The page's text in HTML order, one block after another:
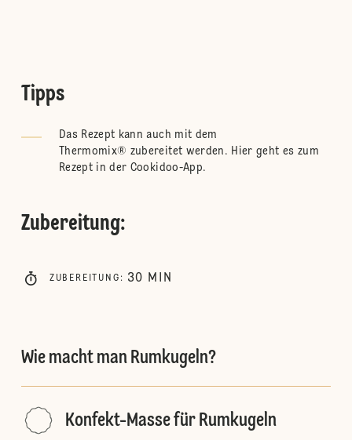
Tipps
Das Rezept kann auch mit dem
Thermomix® zubereitet werden. Hier geht es zum
Rezept in der Cookidoo-App.
Zubereitung:
ZUBEREITUNG : 30 MIN
Wie macht man Rumkugeln?
Konfekt-Masse für Rumkugeln